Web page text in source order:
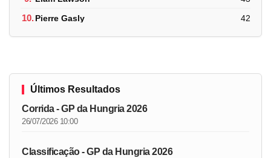
10.Pierre Gasly 42
Últimos Resultados
Corrida - GP da Hungria 2026
26/07/2026 10:00
Classificação - GP da Hungria 2026